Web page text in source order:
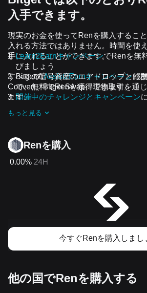
入手できます。
現実のお金を使ってRenを購入するこ
入れる方法ではありません。時間を使
手に入れることができます。
Learn2EarnキャンペーンでRenを無
びましょう
BitgetのAssist2Earnキャンペーンに
で、無料でRenを獲得できます。
開催中のチャレンジとキャンペーン
すべての暗号資産のエアドロップと報
Convert、Bitget Swap、現物取引を通
ます。
もっと見る
Renを‌購入
0.00% 24H
今すぐRenを購入しまし
他の国でRenを購入する